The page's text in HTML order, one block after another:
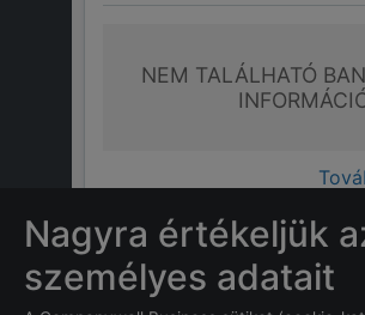
NEM TALÁLHATÓ
GYAKRAN ISMÉTELT
Nagyra értékeljük
személyes adatait